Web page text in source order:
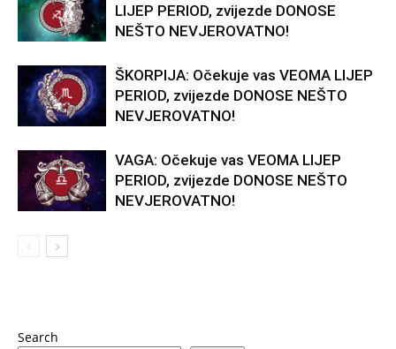
LIJEP PERIOD, zvijezde DONOSE
NEŠTO NEVJEROVATNO!
ŠKORPIJA: Očekuje vas VEOMA LIJEP
PERIOD, zvijezde DONOSE NEŠTO
NEVJEROVATNO!
VAGA: Očekuje vas VEOMA LIJEP
PERIOD, zvijezde DONOSE NEŠTO
NEVJEROVATNO!
Search